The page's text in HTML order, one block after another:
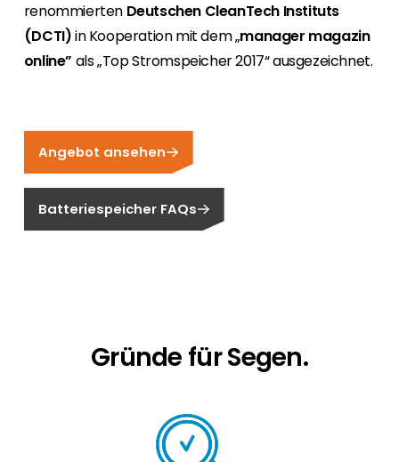
renommierten Deutschen CleanTech Instituts
(DCTI)in Kooperation mit dem „manager magazin
online” als „Top Stromspeicher 2017“ ausgezeichnet.
Angebot ansehen
Batteriespeicher FAQs
Gründe für Segen.